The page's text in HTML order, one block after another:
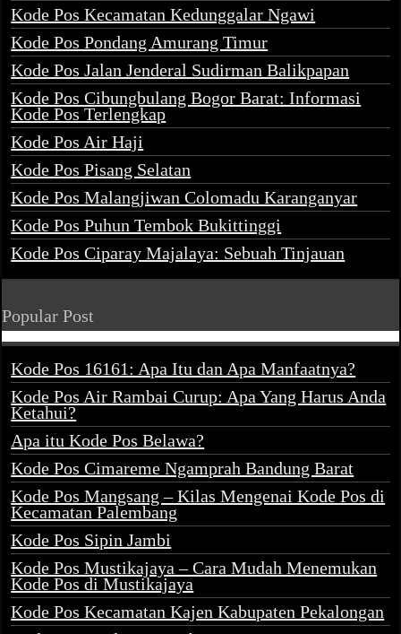
Kode Pos Kecamatan Kedunggalar Ngawi
Kode Pos Pondang Amurang Timur
Kode Pos Jalan Jenderal Sudirman Balikpapan
Kode Pos Cibungbulang Bogor Barat: Informasi
Kode Pos Terlengkap
Kode Pos Air Haji
Kode Pos Pisang Selatan
Kode Pos Malangjiwan Colomadu Karanganyar
Kode Pos Puhun Tembok Bukittinggi
Kode Pos Ciparay Majalaya: Sebuah Tinjauan
Popular Post
Kode Pos 16161: Apa Itu dan Apa Manfaatnya?
Kode Pos Air Rambai Curup: Apa Yang Harus Anda
Ketahui?
Apa itu Kode Pos Belawa?
Kode Pos Cimareme Ngamprah Bandung Barat
Kode Pos Mangsang – Kilas Mengenai Kode Pos di
Kecamatan Palembang
Kode Pos Sipin Jambi
Kode Pos Mustikajaya – Cara Mudah Menemukan
Kode Pos di Mustikajaya
Kode Pos Kecamatan Kajen Kabupaten Pekalongan